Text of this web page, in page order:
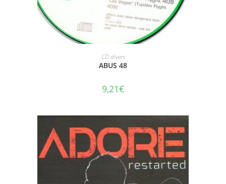
AJOUTER AU PANIER
CD divers
ABUS 48
9,21€